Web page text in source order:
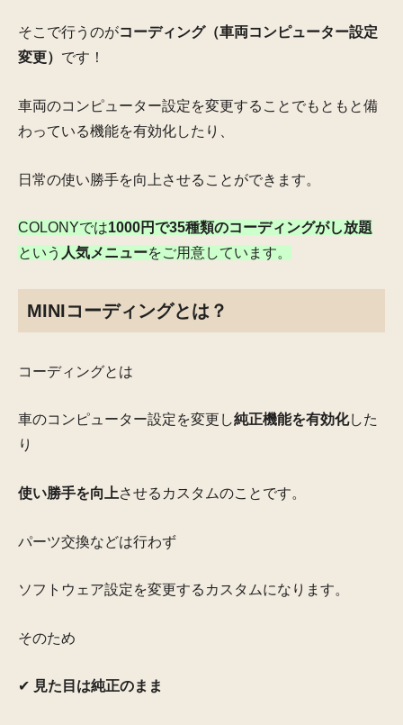
そこで行うのがコーディング（車両コンピューター設定
変更） です！
車両のコンピューター設定を変更することでもともと備
わっている機能を有効化したり、
日常の使い勝手を向上させることができます。
COLONYでは1000円で35種類のコーディングがし放題
という 人気メニューをご用意しています。
MINIコーディングとは？
コーディングとは
車のコンピューター設定を変更し純正機能を有効化した
り
使い勝手を向上させるカスタムのことです。
パーツ交換などは行わず
ソフトウェア設定を変更するカスタムになります。
そのため
✔ 見た目は純正のまま